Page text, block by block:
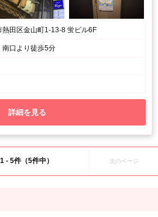
熱田区金山町1-13-8 蛍ビル6F
南口より徒歩5分
詳細を見る
1 - 5件（5件中） 次のページ